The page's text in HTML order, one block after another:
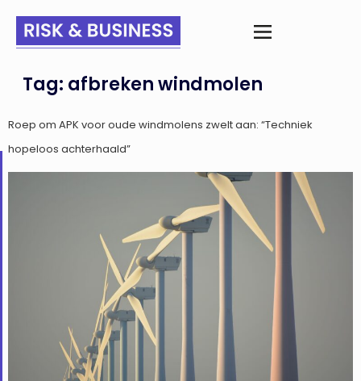
Tag: afbreken windmolen
Roep om APK voor oude windmolens zwelt aan: “Techniek
hopeloos achterhaald”